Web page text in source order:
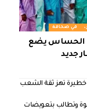
في صحافة
الحساس يضع
جديد
خطيرة تهز ثقة الشعب
وتطالب بتعويضات